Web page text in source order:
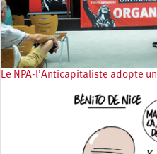
Le NPA-l’Anticapitaliste adopte